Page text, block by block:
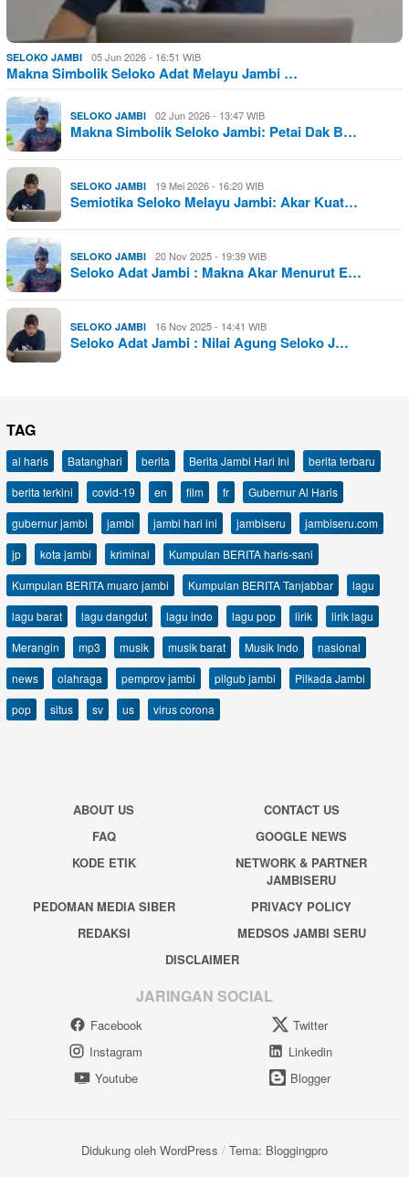
SELOKO JAMBI 05 Jun 2026 - 16:51 WIB
Makna Simbolik Seloko Adat Melayu Jambi …
SELOKO JAMBI 02 Jun 2026 - 13:47 WIB
Makna Simbolik Seloko Jambi: Petai Dak B…
SELOKO JAMBI 19 Mei 2026 - 16:20 WIB
Semiotika Seloko Melayu Jambi: Akar Kuat…
SELOKO JAMBI 20 Nov 2025 - 19:39 WIB
Seloko Adat Jambi : Makna Akar Menurut E…
SELOKO JAMBI 16 Nov 2025 - 14:41 WIB
Seloko Adat Jambi : Nilai Agung Seloko J…
TAG
al haris Batanghari berita Berita Jambi Hari Ini
berita terbaru
berita terkini
covid-19 en film fr
Gubernur Al Haris
gubernur jambi
jambi jambi hari ini jambiseru
jambiseru.com
jp
kota jambi kriminal
Kumpulan BERITA haris-sani
Kumpulan BERITA muaro jambi
Kumpulan BERITA Tanjabbar
lagu
lagu barat
lagu dangdut lagu indo lagu pop lirik
lirik lagu
Merangin
mp3 musik musik barat Musik Indo
nasional
news
olahraga pemprov jambi pilgub jambi
Pilkada Jambi
pop
situs sv us virus corona
ABOUT US
CONTACT US
FAQ
GOOGLE NEWS
KODE ETIK
NETWORK & PARTNER
JAMBISERU
PEDOMAN MEDIA SIBER
PRIVACY POLICY
REDAKSI
MEDSOS JAMBI SERU
DISCLAIMER
JARINGAN SOCIAL
Facebook
Twitter
Instagram
Linkedin
Youtube
Blogger
Didukung oleh WordPress / Tema: Bloggingpro